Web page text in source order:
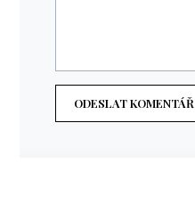
ODESLAT KOMENTÁŘ